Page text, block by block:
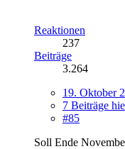
Reaktionen
237
Beiträge
3.264
19. Oktober
7 Beiträge
#85
Soll Ende